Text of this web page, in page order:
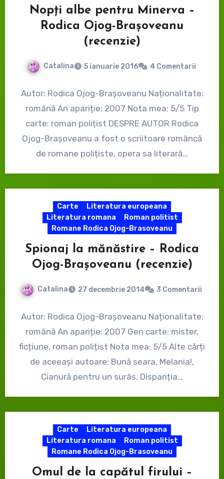
Nopți albe pentru Minerva –
Rodica Ojog-Brașoveanu
(recenzie)
Catalina 5 ianuarie 2016 4 Comentarii
Autor: Rodica Ojog-Brașoveanu Naționalitate:
română An apariție: 2007 Nota mea: 5/5 Tip
carte: roman polițist DESPRE AUTOR Rodica
Ojog-Brașoveanu a fost o scriitoare româncă
de romane polițiste, opera sa literară…
Carte
Literatura europeana
Literatura romana
Roman politist
Romane Rodica Ojog-Brasoveanu
Spionaj la mănăstire – Rodica
Ojog-Brașoveanu (recenzie)
Catalina 27 decembrie 2014 3 Comentarii
Autor: Rodica Ojog-Brașoveanu Naționalitate:
română An apariție: 2007 Gen carte: mister,
ficțiune, roman polițist Nota mea: 5/5 Alte cărți
de aceeași autoare: Bună seara, Melania!,
Cianură pentru un surâs, Dispariția…
Carte
Literatura europeana
Literatura romana
Roman politist
Romane Rodica Ojog-Brasoveanu
Omul de la capătul firului –